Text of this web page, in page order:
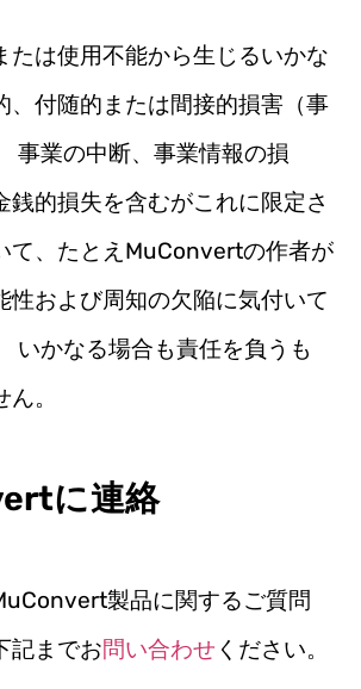
たは使用不能から生じるいかな
、付随的または間接的損害（事
事業の中断、事業情報の損
銭的損失を含むがこれに限定さ
て、たとえMuConvertの作者が
性および周知の欠陥に気付いて
いかなる場合も責任を負うも
。
に連絡
製品に関するご質問
記までお問い合わせ ください。